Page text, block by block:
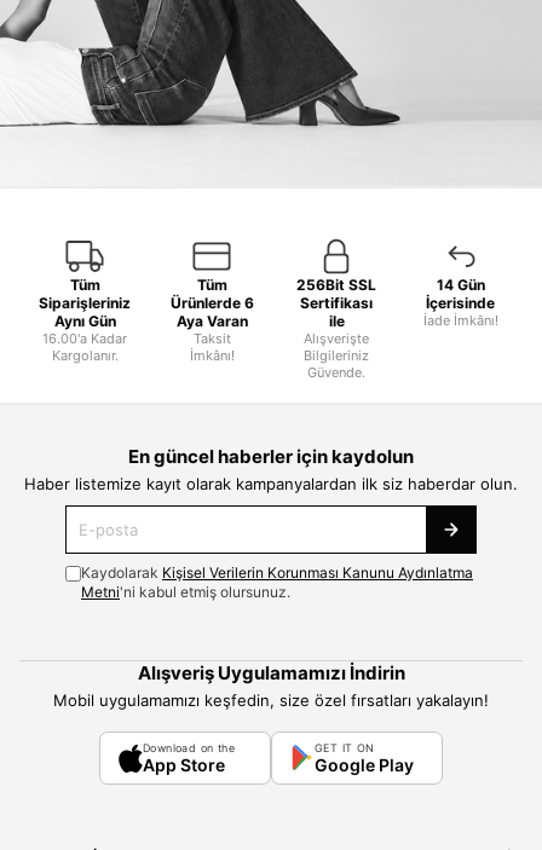
Tüm
Siparişleriniz
Aynı Gün
16.00'a Kadar
Kargolanır.
Tüm
Ürünlerde 6
Aya Varan
Taksit
İmkânı!
256Bit SSL
Sertifikası
ile
Alışverişte
Bilgileriniz
Güvende.
14 Gün
İçerisinde
İade İmkânı!
En güncel haberler için kaydolun
Haber listemize kayıt olarak kampanyalardan ilk siz haberdar olun.
Kaydolarak Kişisel Verilerin Korunması Kanunu Aydınlatma
Metni'ni kabul etmiş olursunuz.
Alışveriş Uygulamamızı İndirin
Mobil uygulamamızı keşfedin, size özel fırsatları yakalayın!
Download on the
App Store
GET IT ON
Google Play